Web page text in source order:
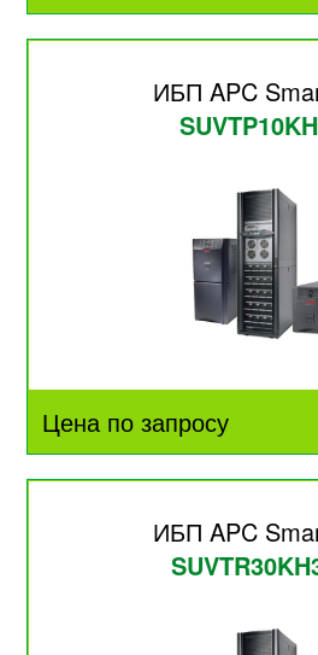
ИБП APC
Цена по запросу
ИБП APC